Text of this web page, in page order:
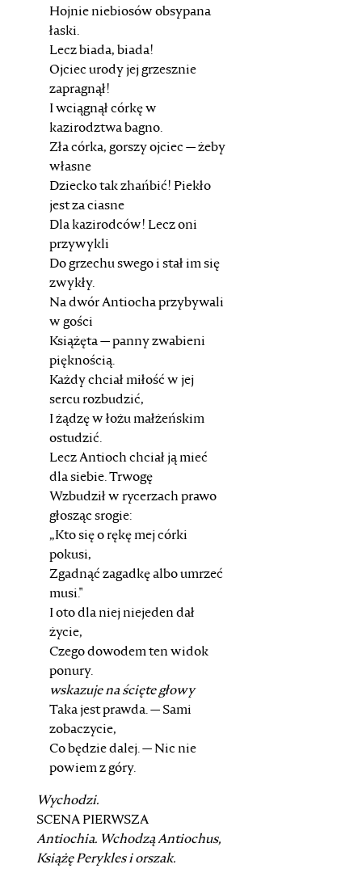
Hojnie niebiosów obsypana
łaski.
Lecz biada, biada!
Ojciec urody jej grzesznie
zapragnął!
I wciągnął córkę w
kazirodztwa bagno.
Zła córka, gorszy ojciec — żeby
własne
Dziecko tak zhańbić! Piekło
jest za ciasne
Dla kazirodców! Lecz oni
przywykli
Do grzechu swego i stał im się
zwykły.
Na dwór Antiocha przybywali
w gości
Książęta — panny zwabieni
pięknością.
Każdy chciał miłość w jej
sercu rozbudzić,
I żądzę w łożu małżeńskim
ostudzić.
Lecz Antioch chciał ją mieć
dla siebie. Trwogę
Wzbudził w rycerzach prawo
głosząc srogie:
„Kto się o rękę mej córki
pokusi,
Zgadnąć zagadkę albo umrzeć
musi."
I oto dla niej niejeden dał
życie,
Czego dowodem ten widok
ponury.
wskazuje na ścięte głowy
Taka jest prawda. — Sami
zobaczycie,
Co będzie dalej. — Nic nie
powiem z góry.
Wychodzi.
SCENA PIERWSZA
Antiochia. WchodząAntiochus,
Książę Peryklesi orszak.